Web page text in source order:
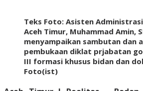
Teks Foto: Asisten
Aceh Timur, Muhammad Amin,
menyampaikan sambutan dan
pembukaan diklat prjabatan
III formasi khusus bidan dan
Foto(ist)